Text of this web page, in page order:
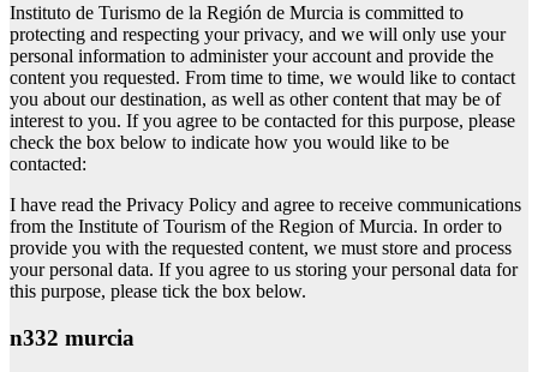
Instituto de Turismo de la Región de Murcia is committed to
protecting and respecting your privacy, and we will only use your
personal information to administer your account and provide the
content you requested. From time to time, we would like to contact
you about our destination, as well as other content that may be of
interest to you. If you agree to be contacted for this purpose, please
check the box below to indicate how you would like to be
contacted:
I have read the Privacy Policy and agree to receive communications
from the Institute of Tourism of the Region of Murcia. In order to
provide you with the requested content, we must store and process
your personal data. If you agree to us storing your personal data for
this purpose, please tick the box below.
n332 murcia